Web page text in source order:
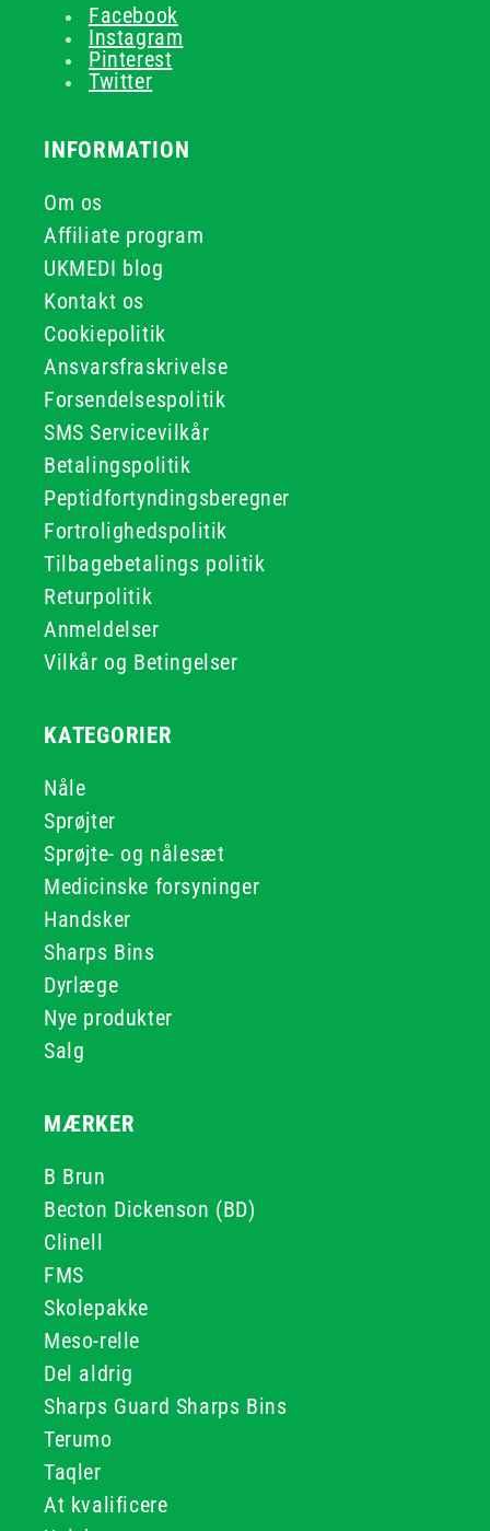
Facebook
Instagram
Pinterest
Twitter
INFORMATION
Om os
Affiliate program
UKMEDI blog
Kontakt os
Cookiepolitik
Ansvarsfraskrivelse
Forsendelsespolitik
SMS Servicevilkår
Betalingspolitik
Peptidfortyndingsberegner
Fortrolighedspolitik
Tilbagebetalings politik
Returpolitik
Anmeldelser
Vilkår og Betingelser
KATEGORIER
Nåle
Sprøjter
Sprøjte- og nålesæt
Medicinske forsyninger
Handsker
Sharps Bins
Dyrlæge
Nye produkter
Salg
MÆRKER
B Brun
Becton Dickenson (BD)
Clinell
FMS
Skolepakke
Meso-relle
Del aldrig
Sharps Guard Sharps Bins
Terumo
Taqler
At kvalificere